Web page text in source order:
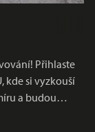
Přihlaste
kde si vyzkouší
a budou…